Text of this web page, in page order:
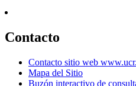
Contacto
Contacto sitio web
Mapa del Sitio
Buzón interactivo de